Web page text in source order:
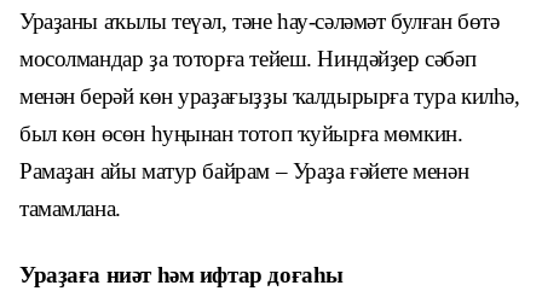
Ураҙаны аҡылы теүәл, тәне һау-сәләмәт булған бөтә
мосолмандар ҙа тоторға тейеш. Ниндәйҙер сәбәп
менән берәй көн ураҙағыҙҙы ҡалдырырға тура килһә,
был көн өсөн һуңынан тотоп ҡуйырға мөмкин.
Рамаҙан айы матур байрам – Ураҙа ғәйете менән
тамамлана.
Ураҙаға ниәт һәм ифтар доғаһы